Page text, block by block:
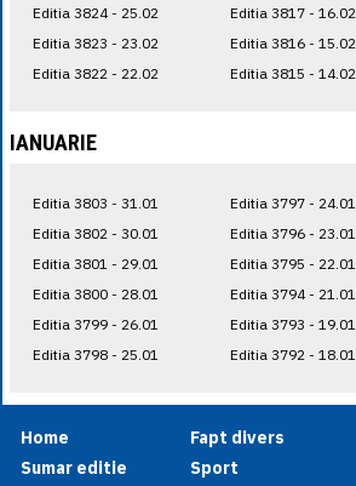
Editia 3824 - 25.02
Editia 3823 - 23.02
Editia 3822 - 22.02
Editia 3817 - 16.02
Editia 3816 - 15.02
Editia 3815 - 14.02
IANUARIE
Editia 3803 - 31.01
Editia 3802 - 30.01
Editia 3801 - 29.01
Editia 3800 - 28.01
Editia 3799 - 26.01
Editia 3798 - 25.01
Editia 3797 - 24.01
Editia 3796 - 23.01
Editia 3795 - 22.01
Editia 3794 - 21.01
Editia 3793 - 19.01
Editia 3792 - 18.01
Home
Sumar editie
Fapt divers
Sport